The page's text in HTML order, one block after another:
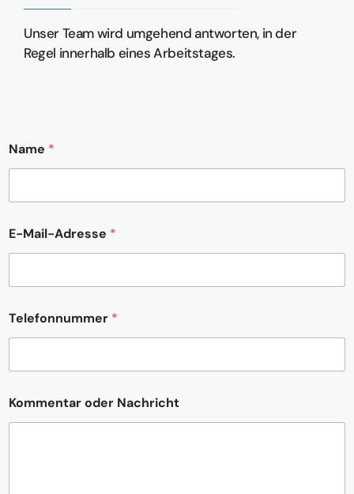
Unser Team wird umgehend antworten, in der
Regel innerhalb eines Arbeitstages.
Name *
-
M
i
-
A
d
e
s
E-Mail-Adresse *
Telefonnummer *
Kommentar oder Nachricht